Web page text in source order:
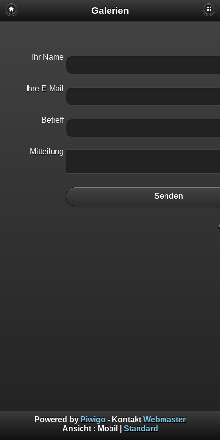
Galerien
Ihr Name
Ihre E-Mail
Betreff
Mitteilung
Senden
Powered by Piwigo - Kontakt Webmaster
Ansicht : Mobil Standard